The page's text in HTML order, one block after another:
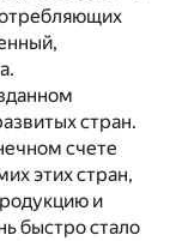
стран.
счете
этих стран,
и
быстро стало